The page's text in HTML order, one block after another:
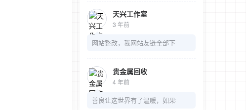
天兴工作室
3 年前
网站整改，我网站友链全部下了，麻烦我的链接也可
贵金属回收
4 年前
善良让这世界有了温暖，如果都是冷漠，那多无趣